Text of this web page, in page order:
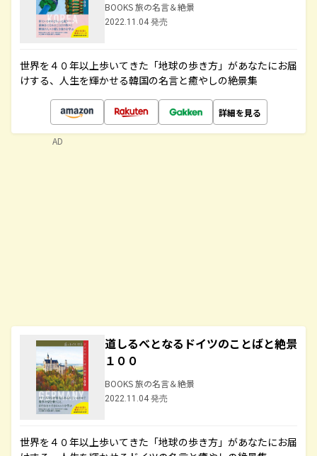
BOOKS 旅の名言＆絶景
2022.11.04 発売
世界を４０年以上歩いてきた「地球の歩き方」があなたにお届
けする、人生を輝かせる韓国の名言と癒やしの絶景集
詳細を見る
道しるべとなるドイツのことばと絶景
１００
BOOKS 旅の名言＆絶景
2022.11.04 発売
世界を４０年以上歩いてきた「地球の歩き方」があなたにお届
AD